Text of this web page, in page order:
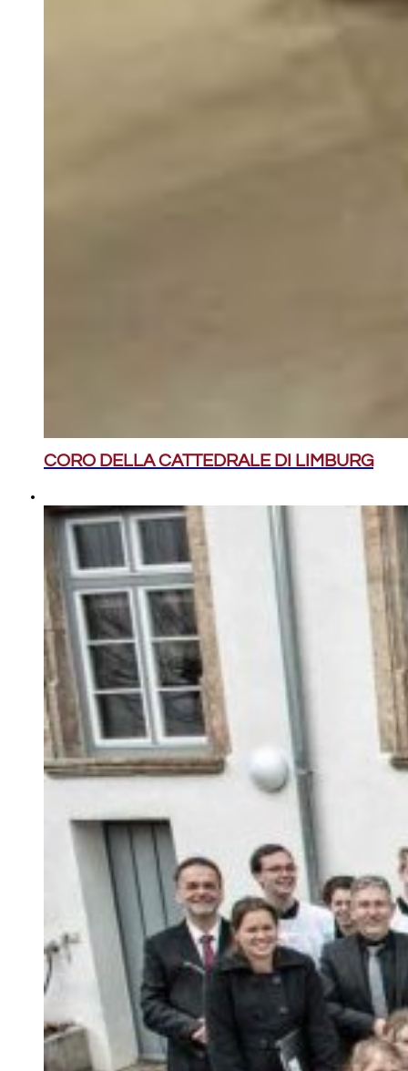
CORO DELLA CATTEDRALE DI LIMBURG